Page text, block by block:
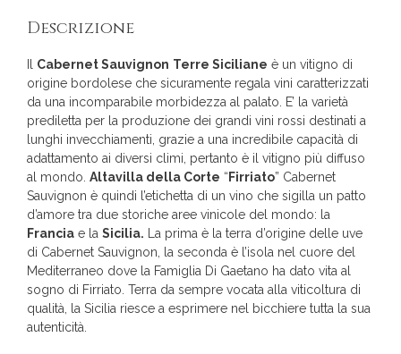
Descrizione
Cabernet Sauvignon Terre Siciliane è un vitigno di
origine bordolese che sicuramente regala vini caratterizzati
da una incomparabile morbidezza al palato. E’ la varietà
prediletta per la produzione dei grandi vini rossi destinati a
lunghi invecchiamenti, grazie a una incredibile capacità di
adattamento ai diversi climi, pertanto è il vitigno più diffuso
al mondo. Altavilla della Corte “ Firriato” Cabernet
Sauvignon è quindi l’etichetta di un vino che sigilla un patto
d’amore tra due storiche aree vinicole del mondo: la
Francia e la Sicilia. La prima è la terra d’origine delle uve
di Cabernet Sauvignon, la seconda è l’isola nel cuore del
Mediterraneo dove la Famiglia Di Gaetano ha dato vita al
sogno di Firriato. Terra da sempre vocata alla viticoltura di
qualità, la Sicilia riesce a esprimere nel bicchiere tutta la sua
autenticità.